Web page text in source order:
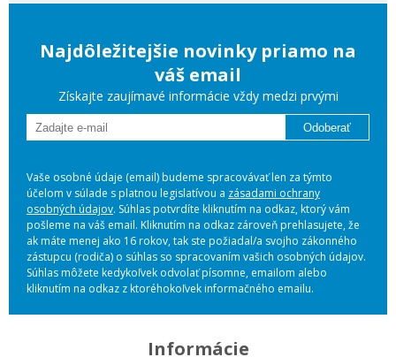
Najdôležitejšie novinky priamo na
váš email
Získajte zaujímavé informácie vždy medzi prvými
Odoberať
Vaše osobné údaje (email) budeme spracovávať len za týmto
účelom v súlade s platnou legislatívou a zásadami ochrany
osobných údajov. Súhlas potvrdíte kliknutím na odkaz, ktorý vám
pošleme na váš email. Kliknutím na odkaz zároveň prehlasujete, že
ak máte menej ako 16 rokov, tak ste požiadal/a svojho zákonného
zástupcu (rodiča) o súhlas so spracovaním vašich osobných údajov.
Súhlas môžete kedykoľvek odvolať písomne, emailom alebo
kliknutím na odkaz z ktoréhokoľvek informačného emailu.
Informácie